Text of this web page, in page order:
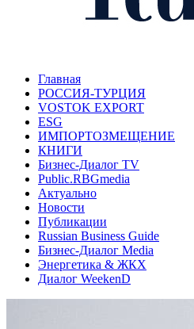
Главная
РОССИЯ-ТУРЦИЯ
VOSTOK EXPORT
ESG
ИМПОРТОЗМЕЩЕНИЕ
КНИГИ
Бизнес-Диалог TV
Public.RBGmedia
Актуально
Новости
Публикации
Russian Business Guide
Бизнес-Диалог Media
Энергетика & ЖКХ
Диалог WeekenD